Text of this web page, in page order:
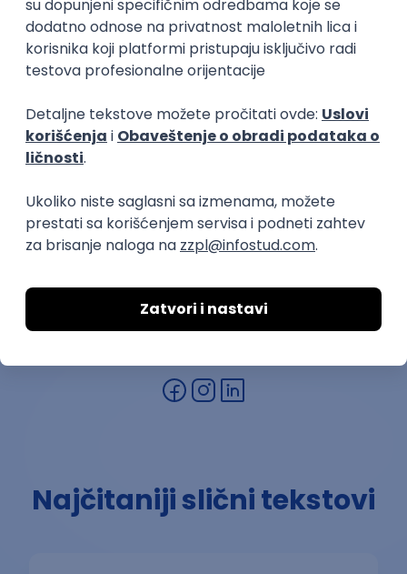
Kopiraj link
Ostavi komentar
Hristina Kovačević
sam za više različitih medijskih kuća. Pored pisanja, u
slobodno vreme volim da čitam, fotografišem i da se
Najčitaniji slični tekstovi